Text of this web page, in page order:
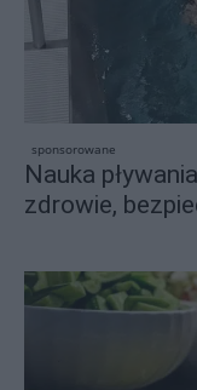
sponsorowane
Nauka
zdrowie,